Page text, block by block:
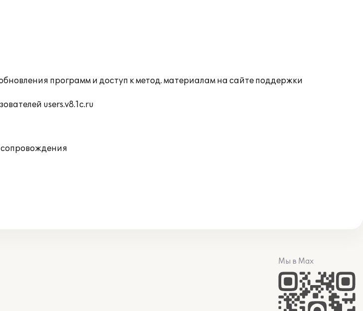
программ и доступ к метод. материалам на сайте поддержки
users.v8.1c.ru
Мы в Max